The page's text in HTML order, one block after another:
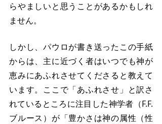
らやましいと思うことがあるかもしれ
ません。
しかし、パウロが書き送ったこの手紙
からは、主に近づく者はいつでも神が
恵みにあふれさせてくださると教えて
います。ここで「あふれさせ」と訳さ
れているところに注目した神学者（F.F.
ブルース）が「豊かさは神の属性（性